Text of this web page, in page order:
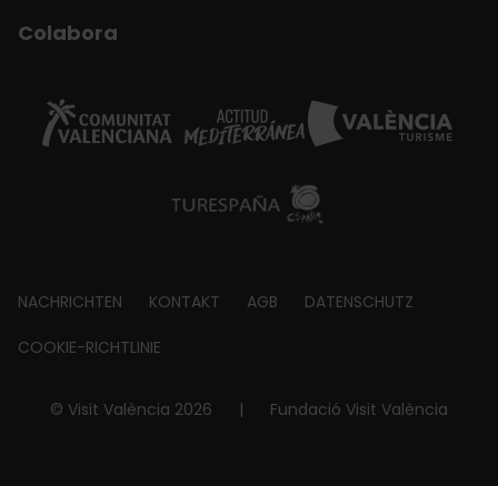
Colabora
Footer
about
NACHRICHTEN KONTAKT AGB DATENSCHUTZ
COOKIE-RICHTLINIE
© Visit València 2026 | Fundació Visit València